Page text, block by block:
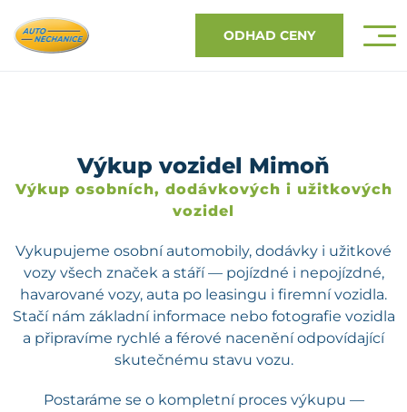
ODHAD CENY
Výkup vozidel Mimoň
Výkup osobních, dodávkových i užitkových
vozidel
Vykupujeme osobní automobily, dodávky i užitkové
vozy všech značek a stáří — pojízdné i nepojízdné,
havarované vozy, auta po leasingu i firemní vozidla.
Stačí nám základní informace nebo fotografie vozidla
a připravíme rychlé a férové nacenění odpovídající
skutečnému stavu vozu.
Postaráme se o kompletní proces výkupu —